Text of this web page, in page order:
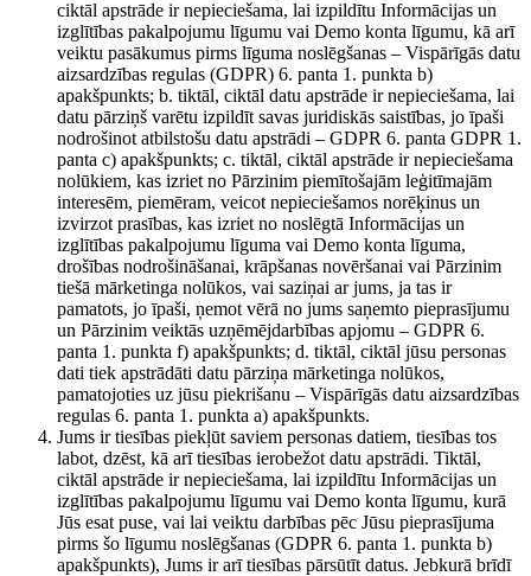
ciktāl apstrāde ir nepieciešama, lai izpildītu Informācijas un
izglītības pakalpojumu līgumu vai Demo konta līgumu, kā arī
veiktu pasākumus pirms līguma noslēgšanas – Vispārīgās datu
aizsardzības regulas (GDPR) 6. panta 1. punkta b)
apakšpunkts; b. tiktāl, ciktāl datu apstrāde ir nepieciešama, lai
datu pārziņš varētu izpildīt savas juridiskās saistības, jo īpaši
nodrošinot atbilstošu datu apstrādi – GDPR 6. panta GDPR 1.
panta c) apakšpunkts; c. tiktāl, ciktāl apstrāde ir nepieciešama
nolūkiem, kas izriet no Pārzinim piemītošajām leģitīmajām
interesēm, piemēram, veicot nepieciešamos norēķinus un
izvirzot prasības, kas izriet no noslēgtā Informācijas un
izglītības pakalpojumu līguma vai Demo konta līguma,
drošības nodrošināšanai, krāpšanas novēršanai vai Pārzinim
tiešā mārketinga nolūkos, vai saziņai ar jums, ja tas ir
pamatots, jo īpaši, ņemot vērā no jums saņemto pieprasījumu
un Pārzinim veiktās uzņēmējdarbības apjomu – GDPR 6.
panta 1. punkta f) apakšpunkts; d. tiktāl, ciktāl jūsu personas
dati tiek apstrādāti datu pārziņa mārketinga nolūkos,
pamatojoties uz jūsu piekrišanu – Vispārīgās datu aizsardzības
regulas 6. panta 1. punkta a) apakšpunkts.
Jums ir tiesības piekļūt saviem personas datiem, tiesības tos
labot, dzēst, kā arī tiesības ierobežot datu apstrādi. Tiktāl,
ciktāl apstrāde ir nepieciešama, lai izpildītu Informācijas un
izglītības pakalpojumu līgumu vai Demo konta līgumu, kurā
Jūs esat puse, vai lai veiktu darbības pēc Jūsu pieprasījuma
pirms šo līgumu noslēgšanas (GDPR 6. panta 1. punkta b)
apakšpunkts), Jums ir arī tiesības pārsūtīt datus. Jebkurā brīdī